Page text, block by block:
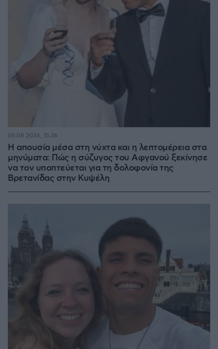
Η απουσία μέσα στη νύχτα και η λεπτομέρεια στα
μηνύματα: Πώς η σύζυγος του Αφγανού ξεκίνησε
να τον υποπτεύεται για τη δολοφονία της
Βρετανίδας στην Κυψέλη
06.08.2026, 15:36